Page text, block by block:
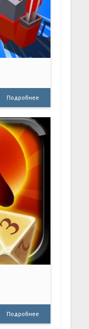
Подробнее
Подробнее